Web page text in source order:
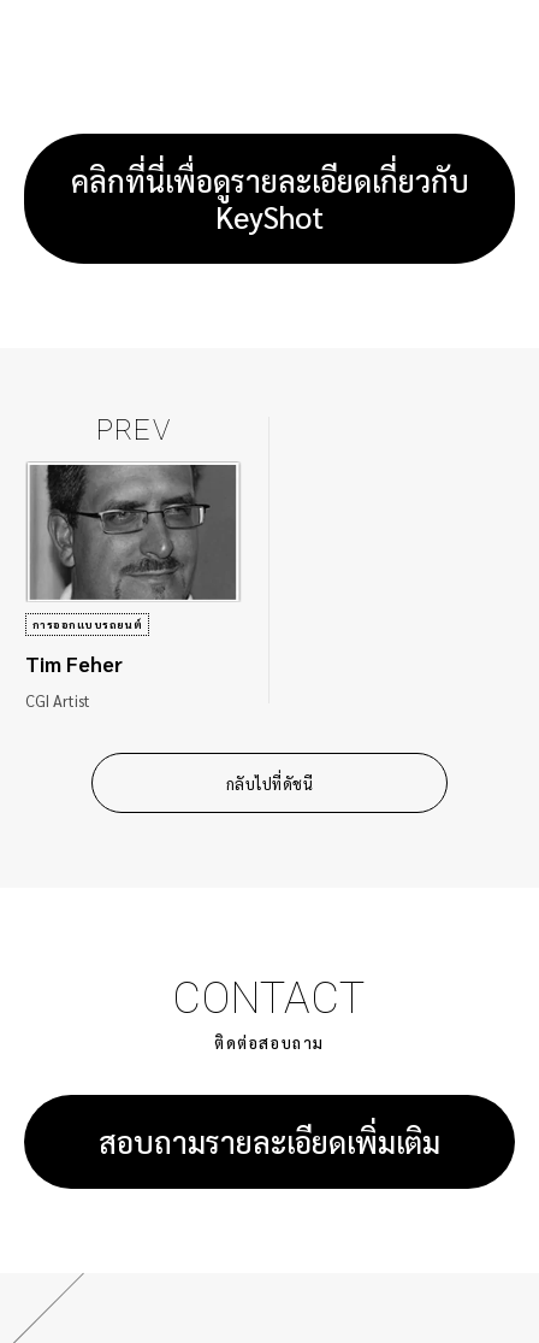
คลิกที่นี่เพื่อดูรายละเอียดเกี่ยวกับ
KeyShot
PREV
การออกแบบรถยนต์
Tim Feher
CGI Artist
กลับไปที่ดัชนี
CONTACT
ติดต่อสอบถาม
สอบถามรายละเอียดเพิ่มเติม